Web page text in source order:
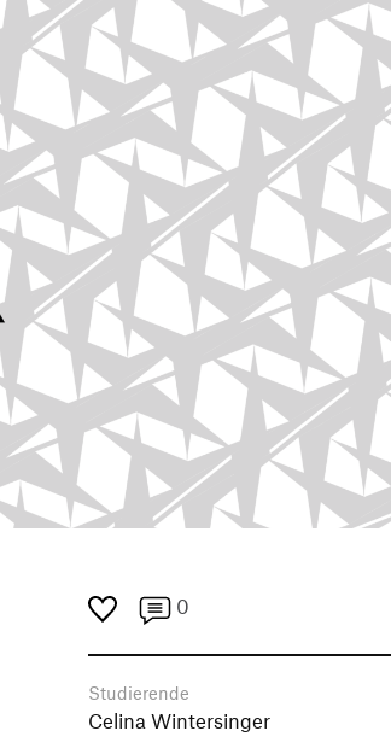
0
Studierende
Celina Wintersinger